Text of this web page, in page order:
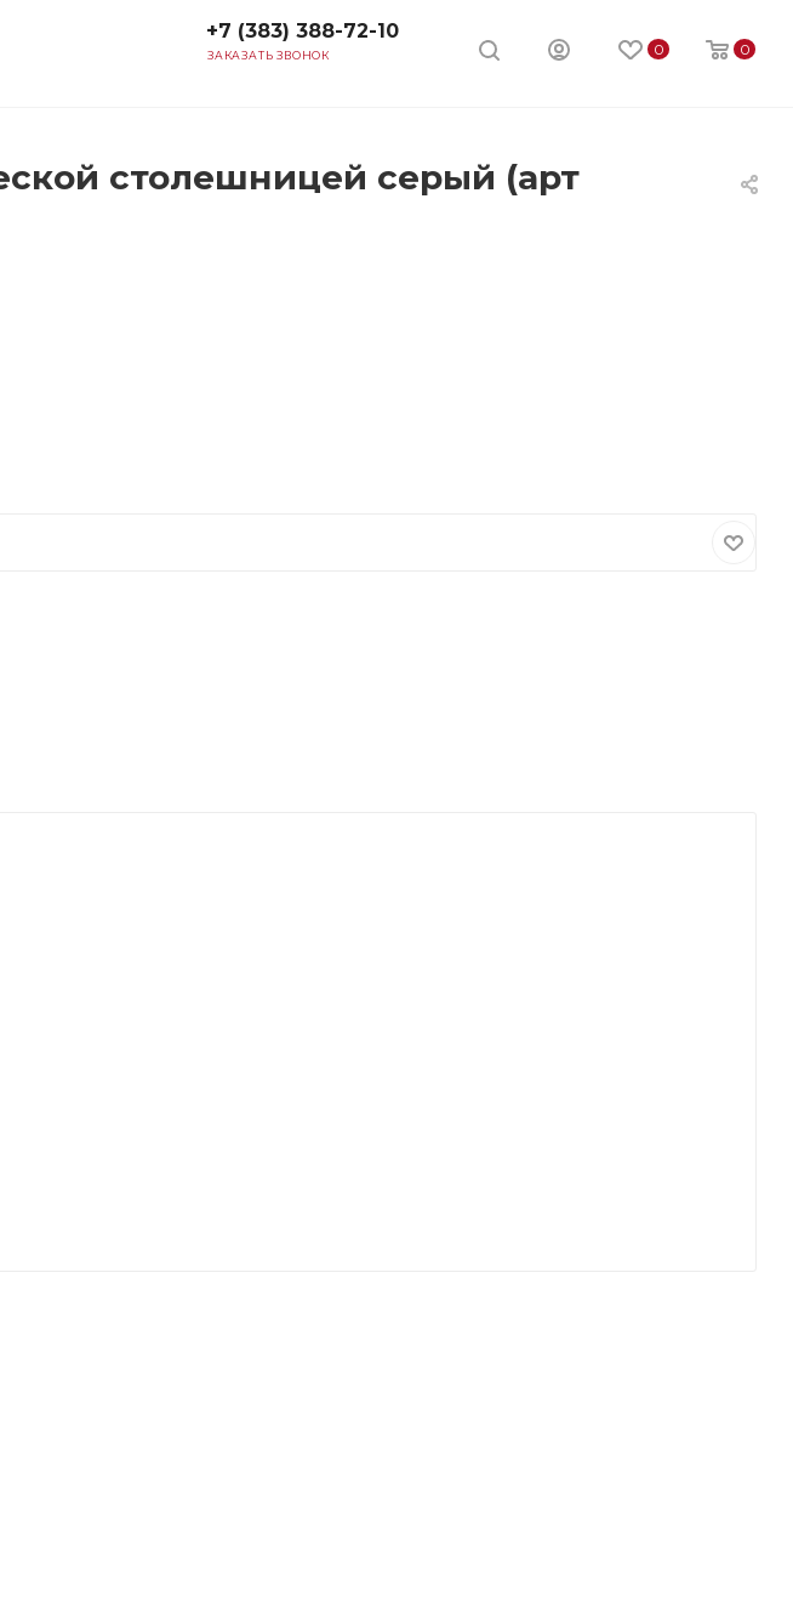
0 0
+7 (383) 388-72-10
ЗАКАЗАТЬ ЗВОНОК
столешницей серый (арт